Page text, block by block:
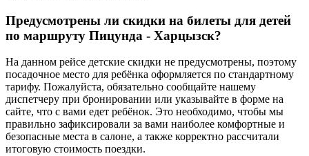
Предусмотрены ли скидки на билеты для детей
по маршруту Пицунда - Харцызск?
На данном рейсе детские скидки не предусмотрены, поэтому
посадочное место для ребёнка оформляется по стандартному
тарифу. Пожалуйста, обязательно сообщайте нашему
диспетчеру при бронировании или указывайте в форме на
сайте, что с вами едет ребёнок. Это необходимо, чтобы мы
правильно зафиксировали за вами наиболее комфортные и
безопасные места в салоне, а также корректно рассчитали
итоговую стоимость поездки.